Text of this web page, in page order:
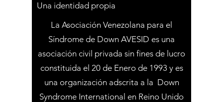
Una identidad propia
La Asociación Venezolana para el
Síndrome de Down AVESID es una
asociación civil privada sin fines de lucro
constituida el 20 de Enero de 1993 y es
una organización adscrita a la Down
Syndrome International en Reino Unido